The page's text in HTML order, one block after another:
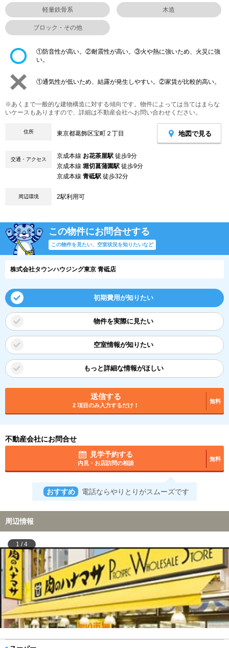
軽量鉄骨系 木造
ブロック・その他
①防音性が高い。②耐震性が高い。③火や熱に強いため、火災に強
い。
①通気性が低いため、結露が発生しやすい。②家賃が比較的高い。
※あくまで一般的な建物構造に対する傾向です。物件によっては当てはまらな
いケースもありますので、詳細は不動産会社へお問い合わせください。
住所 東京都葛飾区宝町２丁目 地図で見る
交通・アクセス 京成本線 お花茶屋駅 徒歩9分
京成本線 堀切菖蒲園駅 徒歩9分
京成本線 青砥駅 徒歩32分
周辺環境 2駅利用可
この物件にお問合せする
この物件を見たい、空室状況を知りたいなど
株式会社タウンハウジング東京 青砥店
初期費用が知りたい
物件を実際に見たい
空室情報が知りたい
もっと詳細な情報がほしい
送信する
2 項目のみ入力するだけ！
無料
不動産会社にお問合せ
見学予約する
内見・お店訪問の相談
無料
おすすめ 電話ならやりとりがスムーズです
周辺情報
1 /4